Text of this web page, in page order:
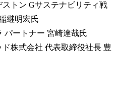
トン Gサステナビリティ戦
継明宏氏
トナー 宮崎達哉氏
会社 代表取締役社長 豊